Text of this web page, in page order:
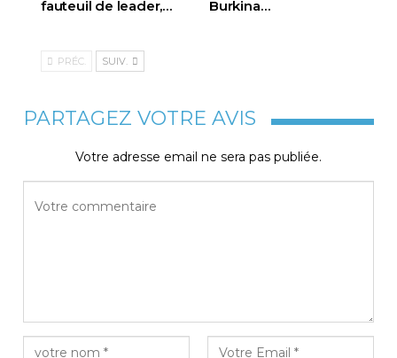
fauteuil de leader,…
Burkina…
PRÉC. SUIV.
PARTAGEZ VOTRE AVIS
Votre adresse email ne sera pas publiée.